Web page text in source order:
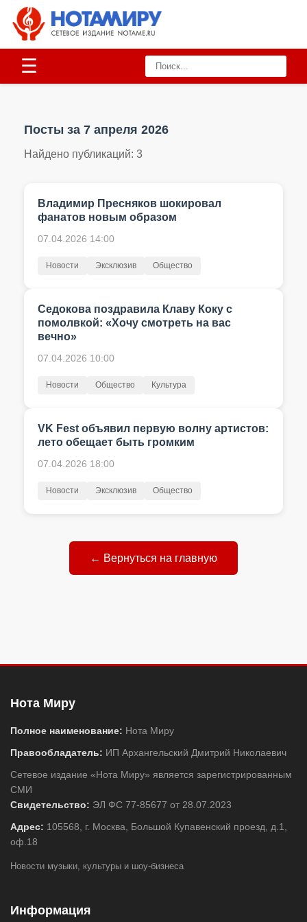
☰
Посты за 7 апреля 2026
Найдено публикаций: 3
VK Fest объявил первую волну артистов:
лето обещает быть громким
07.04.2026 18:00
Новости Эксклюзив Общество
Владимир Пресняков шокировал
фанатов новым образом
07.04.2026 14:00
Новости Эксклюзив Общество
Седокова поздравила Клаву Коку с
помолвкой: «Хочу смотреть на вас
вечно»
07.04.2026 10:00
Новости Общество Культура
← Вернуться на главную
Нота Миру
Полное наименование: Нота Миру
Правообладатель: ИП Архангельский Дмитрий Николаевич
Сетевое издание «Нота Миру» является зарегистрированным
СМИ
Свидетельство: ЭЛ ФС 77-85677 от 28.07.2023
Адрес: 105568, г. Москва, Большой Купавенский проезд, д.1,
оф.18
Новости музыки, культуры и шоу-бизнеса
Информация